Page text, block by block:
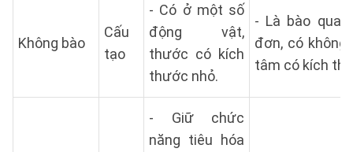
Không bào
Cấu
tạo
- Có ở một số
động vật,
thước có kích
thước nhỏ.
- Là bào
đơn, có không
tâm có kích
- Giữ chức
năng tiêu hóa